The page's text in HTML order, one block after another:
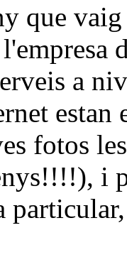
que
a
fotos
i